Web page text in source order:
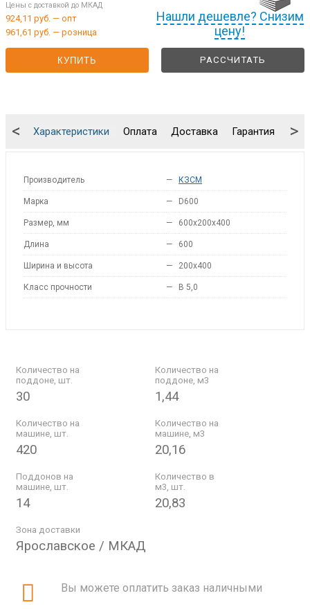
Нашли дешевле? Снизим
цену!
Цены с доставкой до МКАД
924,11 руб. — опт
961,61 руб. — розница
КУПИТЬ РАССЧИТАТЬ
Характеристики Оплата Доставка Гарантия
< >
Производитель — КЗСМ
Марка — D600
Размер, мм — 600x200x400
Длина — 600
Ширина и высота — 200x400
Класс прочности — B 5,0
Количество на
поддоне, шт.
30
Количество на
поддоне, м3
1,44
Количество на
машине, шт.
420
Количество на
машине, м3
20,16
Поддонов на
машине, шт.
14
Количество в
м3, шт.
20,83
Зона доставки
Ярославское / МКАД
Вы можете оплатить заказ наличными